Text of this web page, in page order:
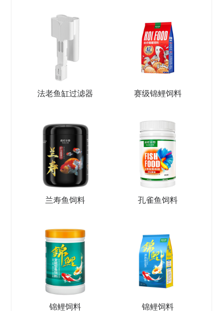
法老鱼缸过滤器 赛级锦鲤饲料
兰寿鱼饲料 孔雀鱼饲料
锦鲤饲料 锦鲤饲料